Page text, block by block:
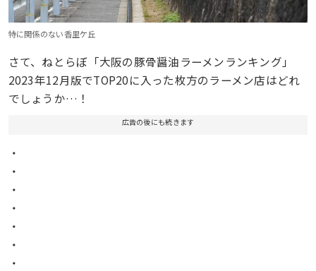
特に関係のない香里ケ丘
さて、ねとらぼ「大阪の豚骨醤油ラーメンランキング」
2023年12月版でTOP20に入った枚方のラーメン店はどれ
でしょうか…！
広告の後にも続きます
・
・
・
・
・
・
・